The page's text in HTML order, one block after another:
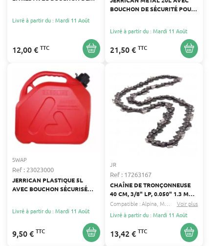
Livré à partir du : Mardi 11 Août
12,00 € TTC
BOUCHON DE SÉCURITÉ POUR
Livré à partir du : Mardi 11 Août
21,50 € TTC
SWAP
Ref : 23023000
JERRICAN PLASTIQUE 5L
AVEC BOUCHON SÉCURISÉ
Livré à partir du : Mardi 11 Août
9,50 € TTC
JR
Ref : 17263167
CHAÎNE DE TRONÇONNEUSE
40 CM, 3/8" LP, 0.050" 1.3 MM,
55 ENTRAÎNEURS
Compatible :Alpina Metabo ...
Voir plus
Livré à partir du : Mardi 11 Août
13,42 € TTC